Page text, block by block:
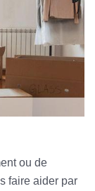
ou de
faire aider par